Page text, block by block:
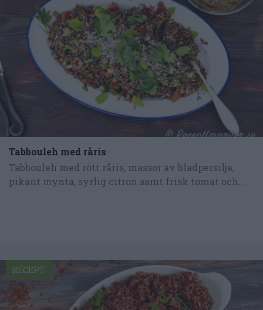
Tabbouleh med råris
Tabbouleh med rött råris, massor av bladpersilja,
pikant mynta, syrlig citron samt frisk tomat och...
RECEPT